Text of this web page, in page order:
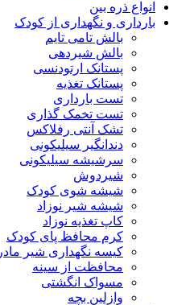
انواع ذره بین
بارداری و نگهداری از کودک
بالش تامی تایم
بالش شیردهی
پستانک ارتودنسی
پستانک تغذیه
تست بارداری
تست تخمک گذاری
تشک آنتی رفلاکس
دندانگیر سیلیکونی
سرشیشه سیلیکونی
شیردوش
شیشه شوی کودک
شیشه شیر نوزاد
کاپ تغذیه نوزاد
کرم محافظ پای کودک
کیسه نگهداری شیر مادر
محافظت از سینه
مسواک انگشتی
وازلین بچه